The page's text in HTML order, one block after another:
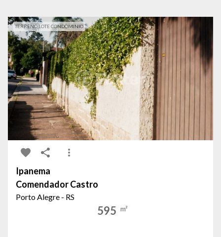
TERRENO LOTE CONDOMINIO
Ipanema
Comendador Castro
Porto Alegre - RS
595 m²